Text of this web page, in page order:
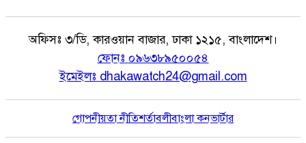
অফিসঃ ৩/ডি, কারওয়ান বাজার, ঢাকা ১২১৫, বাংলাদেশ।
ফোনঃ ০৯৬৩৮৯৫০০৫৪
ইমেইলঃ dhakawatch24@gmail.com
গোপনীয়তা নীতিশর্তাবলীবাংলা কনভার্টার